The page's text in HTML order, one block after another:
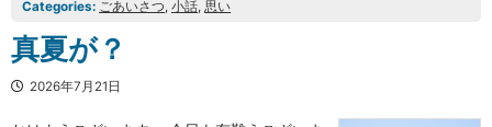
Categories: ごあいさつ, 小話, 思い
真夏が？
2026年7月21日